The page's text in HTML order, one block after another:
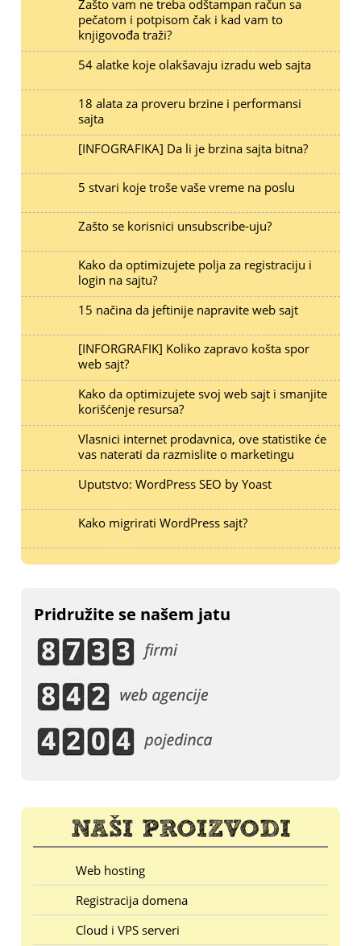
Zašto vam ne treba odštampan račun sa
pečatom i potpisom čak i kad vam to
knjigovođa traži?
54 alatke koje olakšavaju izradu web sajta
18 alata za proveru brzine i performansi
sajta
[INFOGRAFIKA] Da li je brzina sajta bitna?
5 stvari koje troše vaše vreme na poslu
Zašto se korisnici unsubscribe-uju?
Kako da optimizujete polja za registraciju i
login na sajtu?
15 načina da jeftinije napravite web sajt
[INFORGRAFIK] Koliko zapravo košta spor
web sajt?
Kako da optimizujete svoj web sajt i smanjite
korišćenje resursa?
Vlasnici internet prodavnica, ove statistike će
vas naterati da razmislite o marketingu
Uputstvo: WordPress SEO by Yoast
Kako migrirati WordPress sajt?
Pridružite se našem jatu
Web hosting
Registracija domena
Cloud i VPS serveri